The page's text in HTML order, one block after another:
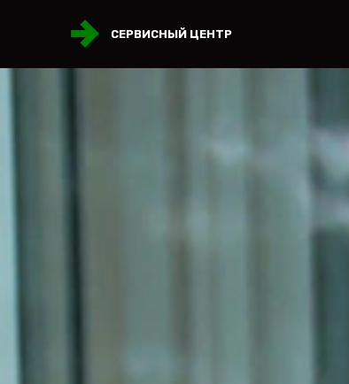
СЕРВИСНЫЙ ЦЕНТР